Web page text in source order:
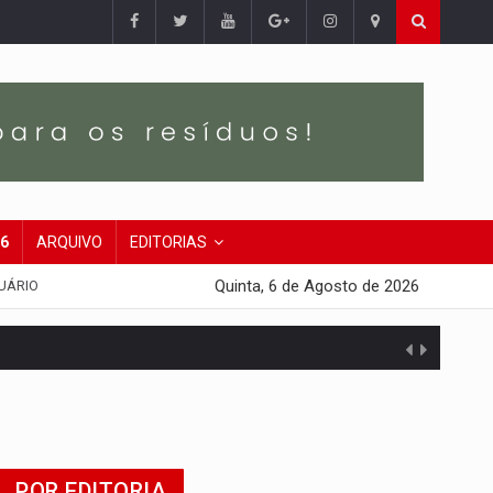
ARQUIVO EDITORIAS
Quinta, 6 de Agosto de 2026